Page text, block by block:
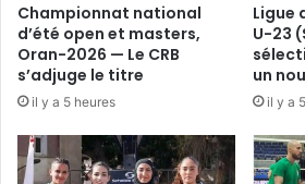
Championnat national
d’été open et masters,
Oran-2026 — Le CRB
s’adjuge le titre
il y a 5 heures
Ligue
U-23
un
il y a